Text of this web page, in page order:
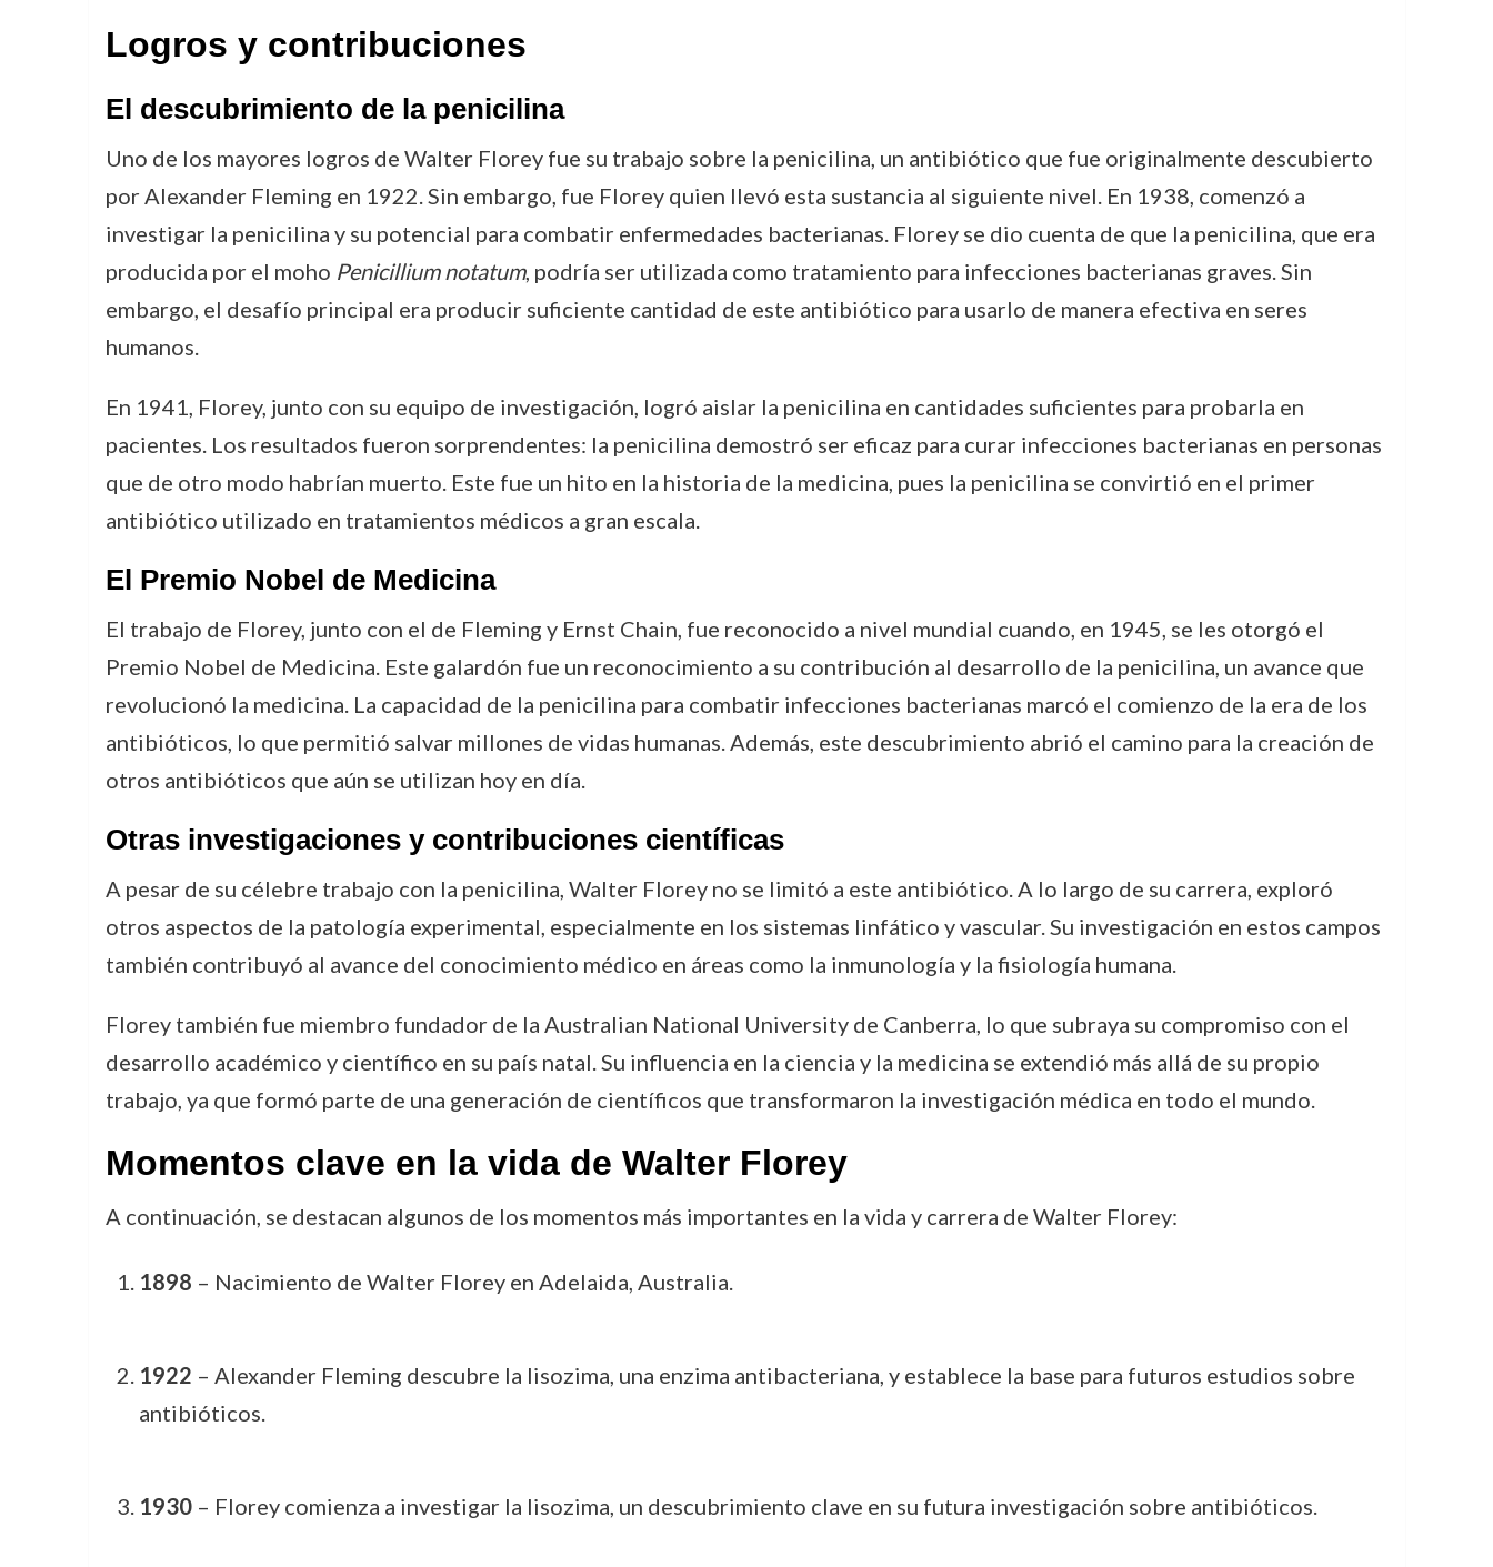
Logros y contribuciones
El descubrimiento de la penicilina
Uno de los mayores logros de Walter Florey fue su trabajo sobre la penicilina, un antibiótico que fue originalmente descubierto
por Alexander Fleming en 1922. Sin embargo, fue Florey quien llevó esta sustancia al siguiente nivel. En 1938, comenzó a
investigar la penicilina y su potencial para combatir enfermedades bacterianas. Florey se dio cuenta de que la penicilina, que era
producida por el moho Penicillium notatum, podría ser utilizada como tratamiento para infecciones bacterianas graves. Sin
embargo, el desafío principal era producir suficiente cantidad de este antibiótico para usarlo de manera efectiva en seres
humanos.
En 1941, Florey, junto con su equipo de investigación, logró aislar la penicilina en cantidades suficientes para probarla en
pacientes. Los resultados fueron sorprendentes: la penicilina demostró ser eficaz para curar infecciones bacterianas en personas
que de otro modo habrían muerto. Este fue un hito en la historia de la medicina, pues la penicilina se convirtió en el primer
antibiótico utilizado en tratamientos médicos a gran escala.
El Premio Nobel de Medicina
El trabajo de Florey, junto con el de Fleming y Ernst Chain, fue reconocido a nivel mundial cuando, en 1945, se les otorgó el
Premio Nobel de Medicina. Este galardón fue un reconocimiento a su contribución al desarrollo de la penicilina, un avance que
revolucionó la medicina. La capacidad de la penicilina para combatir infecciones bacterianas marcó el comienzo de la era de los
antibióticos, lo que permitió salvar millones de vidas humanas. Además, este descubrimiento abrió el camino para la creación de
otros antibióticos que aún se utilizan hoy en día.
Otras investigaciones y contribuciones científicas
A pesar de su célebre trabajo con la penicilina, Walter Florey no se limitó a este antibiótico. A lo largo de su carrera, exploró
otros aspectos de la patología experimental, especialmente en los sistemas linfático y vascular. Su investigación en estos campos
también contribuyó al avance del conocimiento médico en áreas como la inmunología y la fisiología humana.
Florey también fue miembro fundador de la Australian National University de Canberra, lo que subraya su compromiso con el
desarrollo académico y científico en su país natal. Su influencia en la ciencia y la medicina se extendió más allá de su propio
trabajo, ya que formó parte de una generación de científicos que transformaron la investigación médica en todo el mundo.
Momentos clave en la vida de Walter Florey
A continuación, se destacan algunos de los momentos más importantes en la vida y carrera de Walter Florey:
1898 – Nacimiento de Walter Florey en Adelaida, Australia.
1922 – Alexander Fleming descubre la lisozima, una enzima antibacteriana, y establece la base para futuros estudios sobre
antibióticos.
1930– Florey comienza a investigar la lisozima, un descubrimiento clave en su futura investigación sobre antibióticos.